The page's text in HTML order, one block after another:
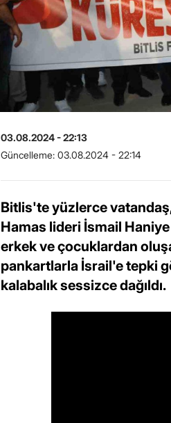
03.08.2024 - 22:13
Güncelleme: 03.08.2024 - 22:14
Bitlis'te yüzlerce
Hamas lideri İsmail
erkek ve çocuklardan
pankartlarla İsrail'e tepki
kalabalık sessizce dağıldı.